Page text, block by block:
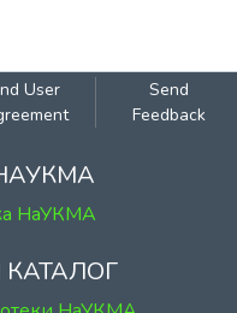
User
Send
Feedback
НаУКМА